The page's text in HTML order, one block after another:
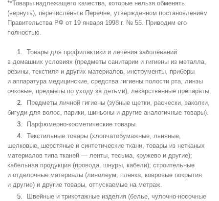
**Товары надлежащего качества, которые нельзя обменять
(вернуть), перечислены в Перечне, утвержденном постановлением
Правительства РФ от 19 января 1998 г. № 55. Приводим его
полностью.
Товары для профилактики и лечения заболеваний
в домашних условиях (предметы санитарии и гигиены из металла,
резины, текстиля и других материалов, инструменты, приборы
и аппаратура медицинские, средства гигиены полости рта, линзы
очковые, предметы по уходу за детьми), лекарственные препараты.
Предметы личной гигиены (зубные щетки, расчески, заколки,
бигуди для волос, парики, шиньоны и другие аналогичные товары).
Парфюмерно-косметические товары.
Текстильные товары (хлопчатобумажные, льняные,
шелковые, шерстяные и синтетические ткани, товары из нетканых
материалов типа тканей — ленты, тесьма, кружево и другие);
кабельная продукция (провода, шнуры, кабели); строительные
и отделочные материалы (линолеум, пленка, ковровые покрытия
и другие) и другие товары, отпускаемые на метраж.
Швейные и трикотажные изделия (белье, чулочно-носочные